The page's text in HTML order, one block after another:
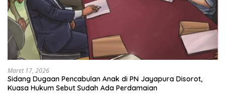
Maret 17, 2026
Sidang Dugaan Pencabulan Anak di PN Jayapura Disorot,
Kuasa Hukum Sebut Sudah Ada Perdamaian